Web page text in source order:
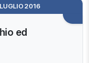
2016
ed